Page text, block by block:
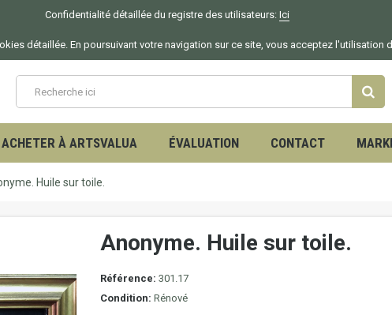
Confidentialité détaillée du registre des utilisateurs: Ici
détaillée. En poursuivant votre navigation sur ce site, vous acceptez l'utilisation
ACHETER À ARTSVALUA ÉVALUATION CONTACT
Huile sur toile.
Anonyme. Huile sur toile.
Référence: 301.17
Condition: Rénové